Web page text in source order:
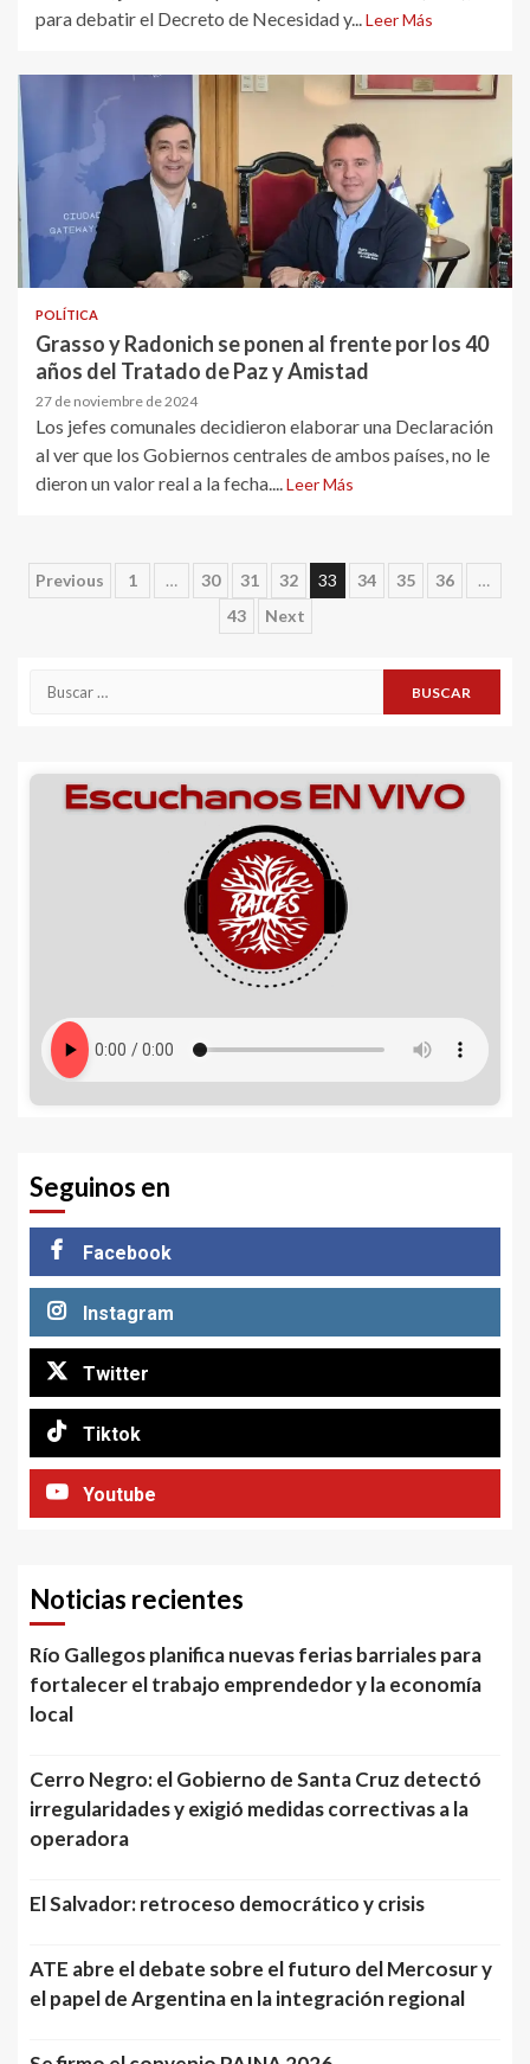
para debatir el Decreto de Necesidad y...Leer Más
POLÍTICA
Grasso y Radonich se ponen al frente por los 40
años del Tratado de Paz y Amistad
27 de noviembre de 2024
Los jefes comunales decidieron elaborar una Declaración
al ver que los Gobiernos centrales de ambos países, no le
dieron un valor real a la fecha....Leer Más
Navegación
entradas
Previous 1 … 30 31 32 33 34 35 36
…
43
Next
Buscar:
Seguinos en
Facebook
Instagram
Twitter
Tiktok
Youtube
Noticias recientes
Río Gallegos planifica nuevas ferias barriales para
fortalecer el trabajo emprendedor y la economía
local
Cerro Negro: el Gobierno de Santa Cruz detectó
irregularidades y exigió medidas correctivas a la
operadora
El Salvador: retroceso democrático y crisis
ATE abre el debate sobre el futuro del Mercosur y
el papel de Argentina en la integración regional